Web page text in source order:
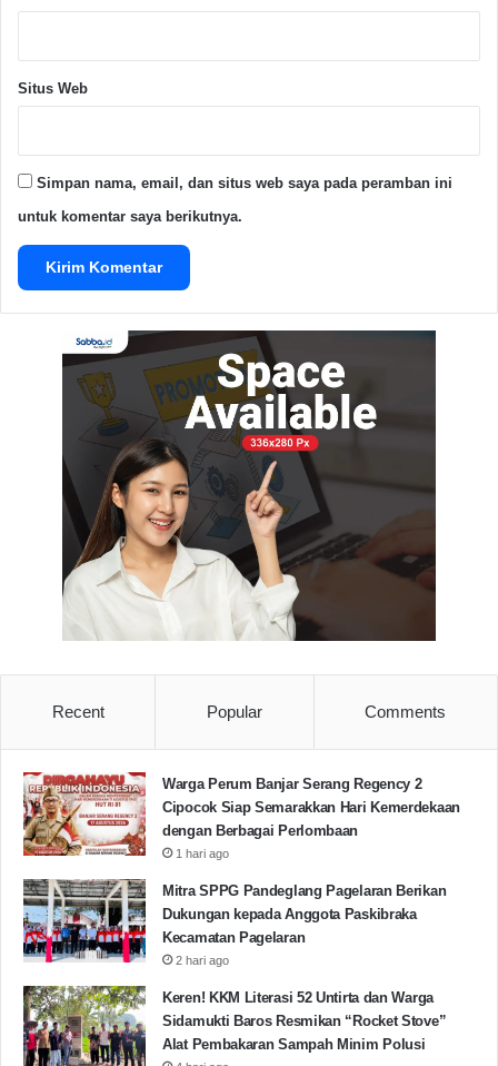
Advertisement Space
Situs Web
Simpan nama, email, dan situs web saya pada peramban ini
untuk komentar saya berikutnya.
Recent Popular Comments
Warga Perum Banjar Serang Regency 2
Cipocok Siap Semarakkan Hari Kemerdekaan
dengan Berbagai Perlombaan
1 hari ago
Mitra SPPG Pandeglang Pagelaran Berikan
Dukungan kepada Anggota Paskibraka
Kecamatan Pagelaran
2 hari ago
Keren! KKM Literasi 52 Untirta dan Warga
Sidamukti Baros Resmikan “Rocket Stove”
Alat Pembakaran Sampah Minim Polusi